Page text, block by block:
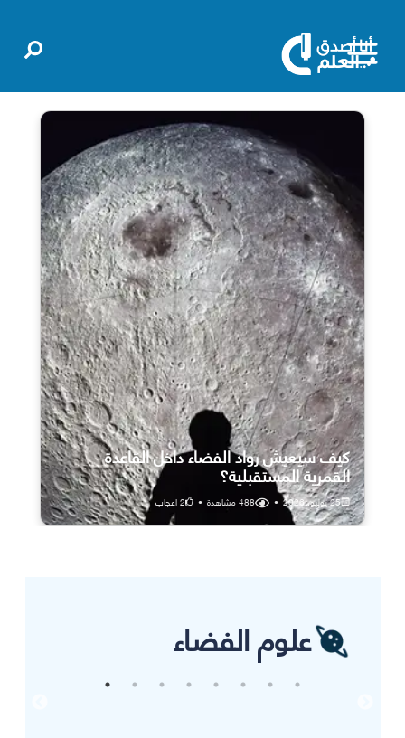
كيف سيعيش رواد الفضاء داخل القاعدة
القمرية المستقبلية؟
25 يوليو، 2026 •
488مشاهدة •
2اعجاب
علوم الفضاء